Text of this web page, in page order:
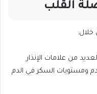
القلب
خلال:
من علامات الإنذار
ومستويات السكر في الدم